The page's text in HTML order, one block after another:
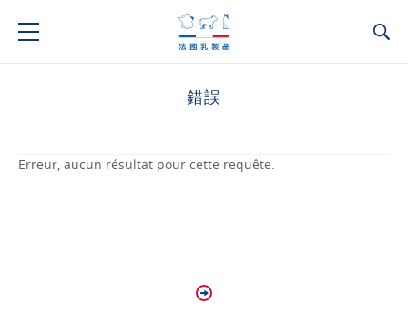
錯誤
Erreur, aucun résultat pour cette requête.